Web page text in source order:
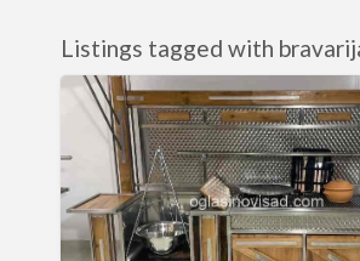
Listings tagged with